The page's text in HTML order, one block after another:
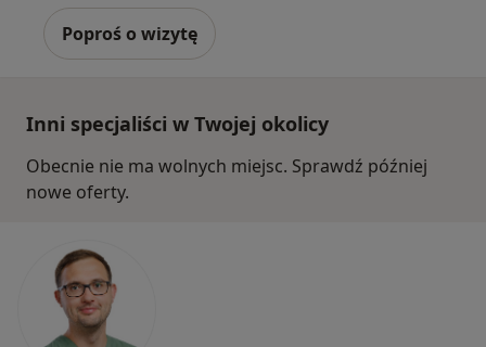
Poproś o wizytę
Inni specjaliści w Twojej okolicy
Obecnie nie ma wolnych miejsc. Sprawdź później
nowe oferty.